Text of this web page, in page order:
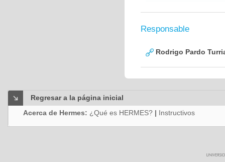
Responsable
Rodrigo Pardo
Regresar a la página inicial
Acerca de Hermes: ¿Qué es HERMES? | Instructivos